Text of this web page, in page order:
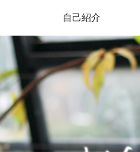
自己紹介